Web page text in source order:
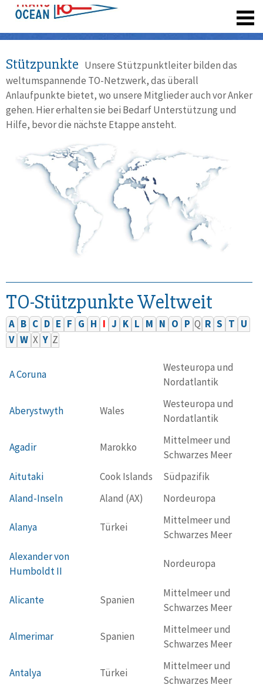
Stützpunkte Unsere Stützpunktleiter bilden das
weltumspannende TO-Netzwerk, das überall
Anlaufpunkte bietet, wo unsere Mitglieder auch vor Anker
gehen. Hier erhalten sie bei Bedarf Unterstützung und
Hilfe, bevor die nächste Etappe ansteht.
TO-Stützpunkte Weltweit
A B C D E F G H I J K L M N O P Q R S T U
V W X Y Z
A Coruna
Westeuropa und
Nordatlantik
Aberystwyth Wales
Westeuropa und
Nordatlantik
Agadir Marokko
Mittelmeer und
Schwarzes Meer
Aitutaki
Cook Islands
Südpazifik
Aland-Inseln
Aland (AX) Nordeuropa
Alanya Türkei
Mittelmeer und
Schwarzes Meer
Alexander von
Humboldt II
Nordeuropa
Alicante Spanien
Mittelmeer und
Schwarzes Meer
Almerimar Spanien
Mittelmeer und
Schwarzes Meer
Antalya Türkei
Mittelmeer und
Schwarzes Meer